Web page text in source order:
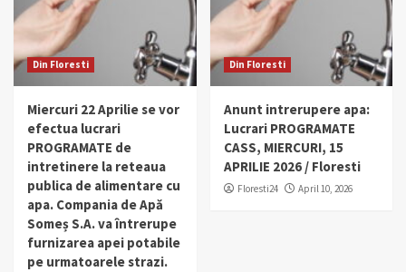
Din Floresti
Miercuri 22 Aprilie se vor
efectua lucrari
PROGRAMATE de
intretinere la reteaua
publica de alimentare cu
apa. Compania de Apă
Someș S.A. va întrerupe
furnizarea apei potabile
pe urmatoarele strazi.
Din Floresti
Anunt intrerupere apa:
Lucrari PROGRAMATE
CASS, MIERCURI, 15
APRILIE 2026 / Floresti
Floresti24 April 10, 2026